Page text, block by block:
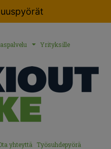
Yrityksille
yhteyttä Työsuhdepyörä